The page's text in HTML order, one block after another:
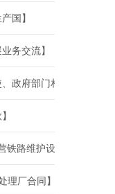
国】
务交流】
政府部门相关负责人、
铁路维护设施建设合同/
理厂合同】